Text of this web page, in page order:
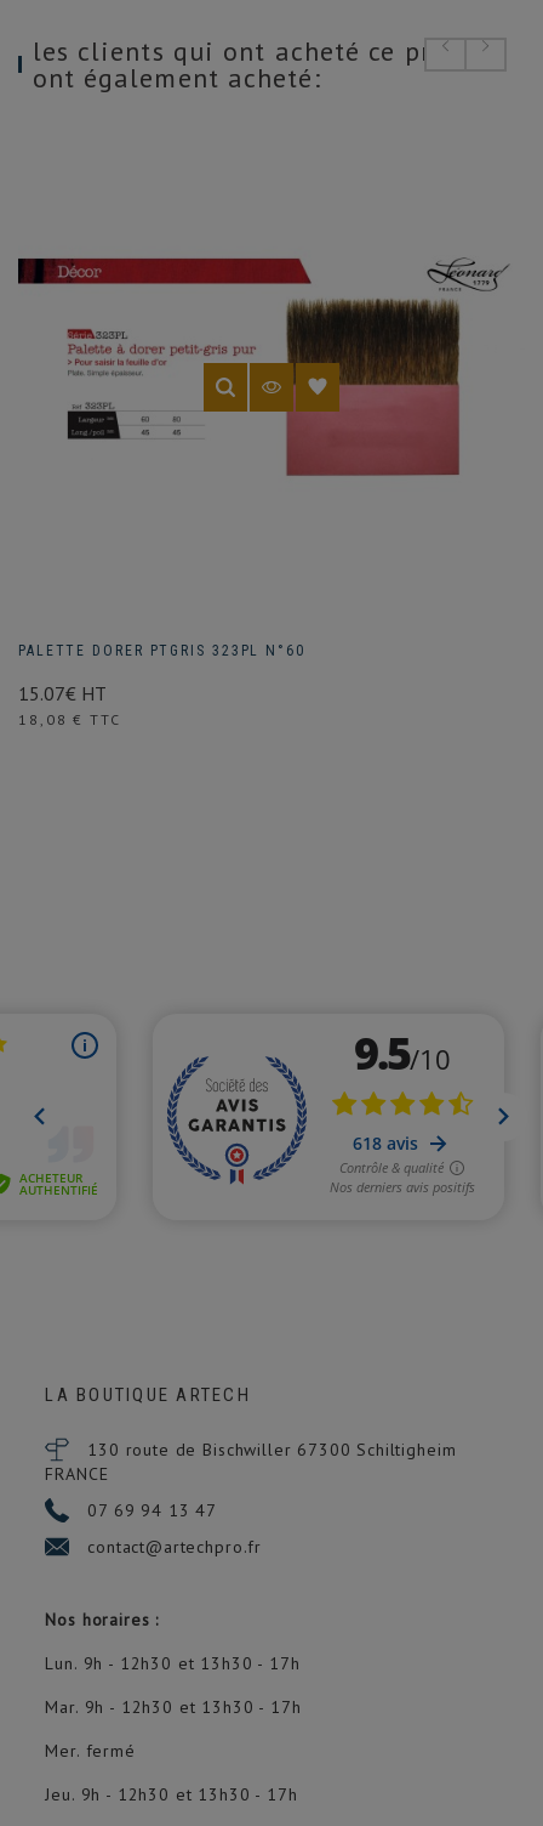
les clients qui ont acheté ce produit
ont également acheté:
PALETTE DORER PTGRIS 323PL N°60
15.07€ HT
Prix
18,08 € TTC
LA BOUTIQUE ARTECH
130 route de Bischwiller 67300 Schiltigheim
FRANCE
07 69 94 13 47
contact@artechpro.fr
Nos horaires :
Lun. 9h - 12h30 et 13h30 - 17h
Mar. 9h - 12h30 et 13h30 - 17h
Mer. fermé
Jeu. 9h - 12h30 et 13h30 - 17h